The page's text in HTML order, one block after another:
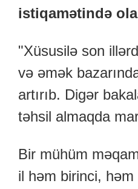
istiqamətində
"Xüsusilə son
və əmək
artırıb. Digər
təhsil almaqda
Bir mühüm
il həm birinci, həm